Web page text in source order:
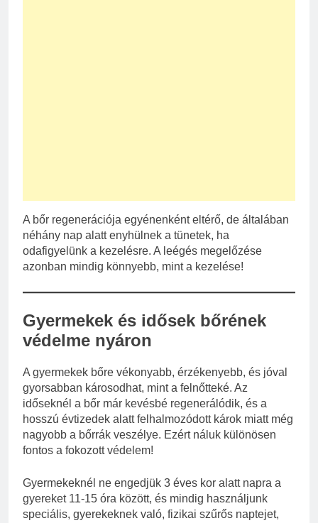
A bőr regenerációja egyénenként eltérő, de általában
néhány nap alatt enyhülnek a tünetek, ha
odafigyelünk a kezelésre. A leégés megelőzése
azonban mindig könnyebb, mint a kezelése!
Gyermekek és idősek bőrének
védelme nyáron
A gyermekek bőre vékonyabb, érzékenyebb, és jóval
gyorsabban károsodhat, mint a felnőtteké. Az
időseknél a bőr már kevésbé regenerálódik, és a
hosszú évtizedek alatt felhalmozódott károk miatt még
nagyobb a bőrrák veszélye. Ezért náluk különösen
fontos a fokozott védelem!
Gyermekeknél ne engedjük 3 éves kor alatt napra a
gyereket 11-15 óra között, és mindig használjunk
speciális, gyerekeknek való, fizikai szűrős naptejet,